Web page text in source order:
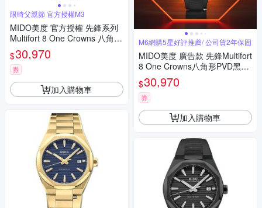
限時父親節 官方授權M3
MIDO美度 官方授權 先鋒系列
Multifort 8 One Crowns 八角錶
圈 機械腕錶 父親節 禮物 推薦
40mm/M0555073705100
$30,970
券
加入購物車
M6網購5星好評推薦/ 公司貨2年保固
MIDO美度 廣告款 先鋒Multifort
8 One Crowns八角形PVD黑精
鋼黑膠帶40㎜ M6(M05550737
05100)
$30,970
券
加入購物車